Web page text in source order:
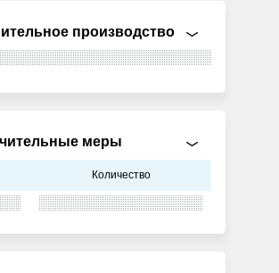
производство
меры
Количество